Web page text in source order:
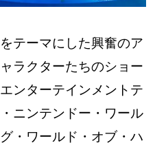
テーマにした興奮のア
ラクターたちのショー
ンターテインメントテ
ニンテンドー・ワール
・ワールド・オブ・ハ